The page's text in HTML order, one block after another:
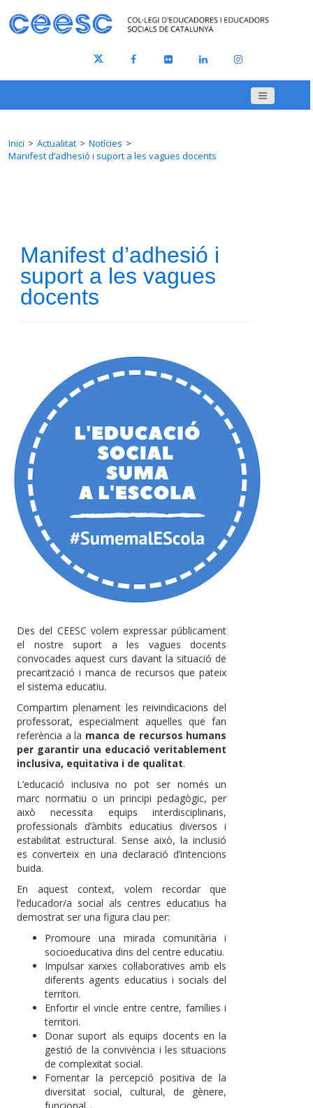
Inici Actualitat
Notícies
Manifest d’adhesió i suport a les vagues docents
Manifest d’adhesió i
suport a les vagues
docents
Des del CEESC volem expressar públicament
el nostre suport a les vagues docents
convocades aquest curs davant la situació de
precarització i manca de recursos que pateix
el sistema educatiu.
Compartim plenament les reivindicacions del
professorat, especialment aquelles que fan
referència a la manca de recursos humans
per garantir una educació veritablement
inclusiva, equitativa i de qualitat.
L’educació inclusiva no pot ser només un
marc normatiu o un principi pedagògic, per
això necessita equips interdisciplinaris,
professionals d’àmbits educatius diversos i
estabilitat estructural. Sense això, la inclusió
es converteix en una declaració d’intencions
buida.
En aquest context, volem recordar que
l’educador/a social als centres educatius ha
demostrat ser una figura clau per:
Promoure una mirada comunitària i
socioeducativa dins del centre educatiu.
Impulsar xarxes col·laboratives amb els
diferents agents educatius i socials del
territori.
Enfortir el vincle entre centre, famílies i
territori.
Donar suport als equips docents en la
gestió de la convivència i les situacions
de complexitat social.
Fomentar la percepció positiva de la
diversitat social, cultural, de gènere,